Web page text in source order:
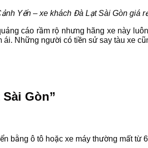
Yến – xe khách Đà Lạt Sài Gòn giá
cáo rầm rộ nhưng hãng xe này
Những người có tiền sử say tàu xe
Gòn”
bằng ô tô hoặc xe máy thường mất từ